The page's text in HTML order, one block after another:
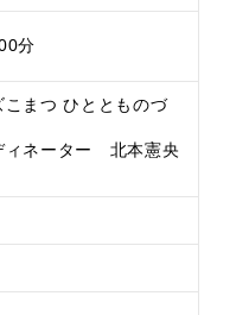
分
まつ ひととものづ
ィネーター 北本憲央